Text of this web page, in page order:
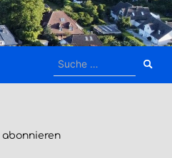
Suche
abonnieren